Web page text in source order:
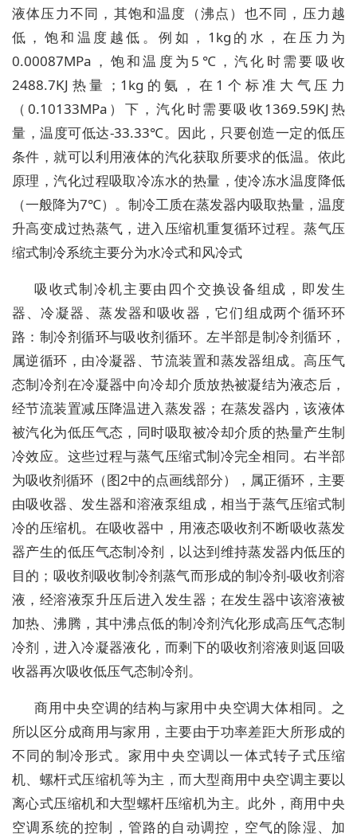
液体压力不同，其饱和温度（沸点）也不同，压力越
低，饱和温度越低。例如，1kg的水，在压力为
0.00087MPa，饱和温度为5℃，汽化时需要吸收
2488.7KJ热量；1kg的氨，在1个标准大气压力
（0.10133MPa）下，汽化时需要吸收1369.59KJ热
量，温度可低达-33.33℃。因此，只要创造一定的低压
条件，就可以利用液体的汽化获取所要求的低温。依此
原理，汽化过程吸取冷冻水的热量，使冷冻水温度降低
（一般降为7℃）。制冷工质在蒸发器内吸取热量，温度
升高变成过热蒸气，进入压缩机重复循环过程。蒸气压
缩式制冷系统主要分为水冷式和风冷式
吸收式制冷机主要由四个交换设备组成，即发生
器、冷凝器、蒸发器和吸收器，它们组成两个循环环
路：制冷剂循环与吸收剂循环。左半部是制冷剂循环，
属逆循环，由冷凝器、节流装置和蒸发器组成。高压气
态制冷剂在冷凝器中向冷却介质放热被凝结为液态后，
经节流装置减压降温进入蒸发器；在蒸发器内，该液体
被汽化为低压气态，同时吸取被冷却介质的热量产生制
冷效应。这些过程与蒸气压缩式制冷完全相同。右半部
为吸收剂循环（图2中的点画线部分），属正循环，主要
由吸收器、发生器和溶液泵组成，相当于蒸气压缩式制
冷的压缩机。在吸收器中，用液态吸收剂不断吸收蒸发
器产生的低压气态制冷剂，以达到维持蒸发器内低压的
目的；吸收剂吸收制冷剂蒸气而形成的制冷剂-吸收剂溶
液，经溶液泵升压后进入发生器；在发生器中该溶液被
加热、沸腾，其中沸点低的制冷剂汽化形成高压气态制
冷剂，进入冷凝器液化，而剩下的吸收剂溶液则返回吸
收器再次吸收低压气态制冷剂。
商用中央空调的结构与家用中央空调大体相同。之
所以区分成商用与家用，主要由于功率差距大所形成的
不同的制冷形式。家用中央空调以一体式转子式压缩
机、螺杆式压缩机等为主，而大型商用中央空调主要以
离心式压缩机和大型螺杆压缩机为主。此外，商用中央
空调系统的控制，管路的自动调控，空气的除湿、加